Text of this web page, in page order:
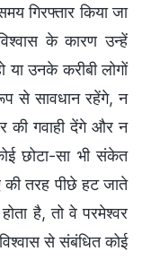
गिरफ्तार किया जा
के कारण उन्हें
उनके करीबी लोगों
रूप से सावधान रहेंगे, न
की गवाही देंगे और न
छोटा-सा भी संकेत
तरह पीछे हट जाते
है, तो वे परमेश्वर
से संबंधित कोई